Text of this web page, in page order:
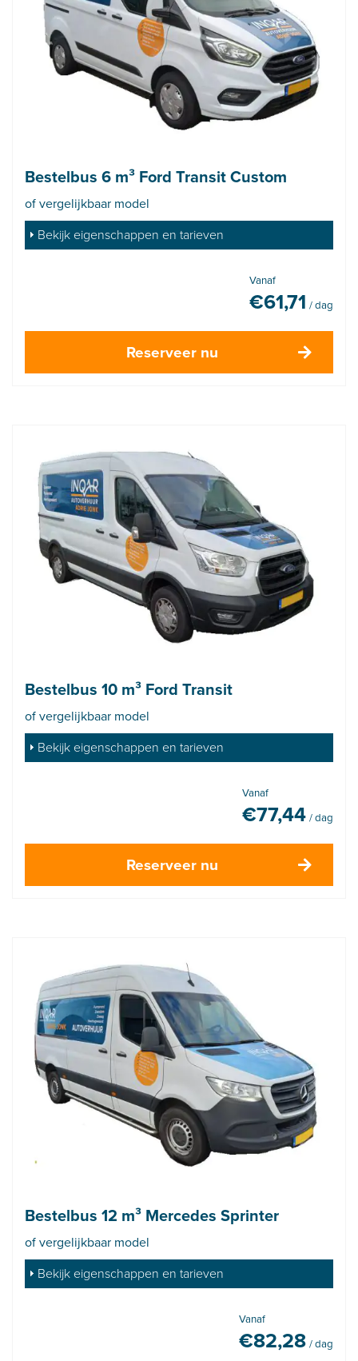
Bestelbus 6 m³ Ford Transit Custom
of vergelijkbaar model
Bekijk eigenschappen en tarieven
Vanaf
€61,71 / dag
Reserveer nu
Bestelbus 10 m³ Ford Transit
of vergelijkbaar model
Bekijk eigenschappen en tarieven
Vanaf
€77,44 / dag
Reserveer nu
Bestelbus 12 m³ Mercedes Sprinter
of vergelijkbaar model
Bekijk eigenschappen en tarieven
Vanaf
€82,28 / dag